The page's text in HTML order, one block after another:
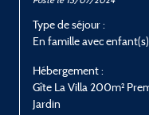
Type de séjour :
En famille avec enfant(s)
Hébergement :
Gîte La Villa 200m²
Jardin